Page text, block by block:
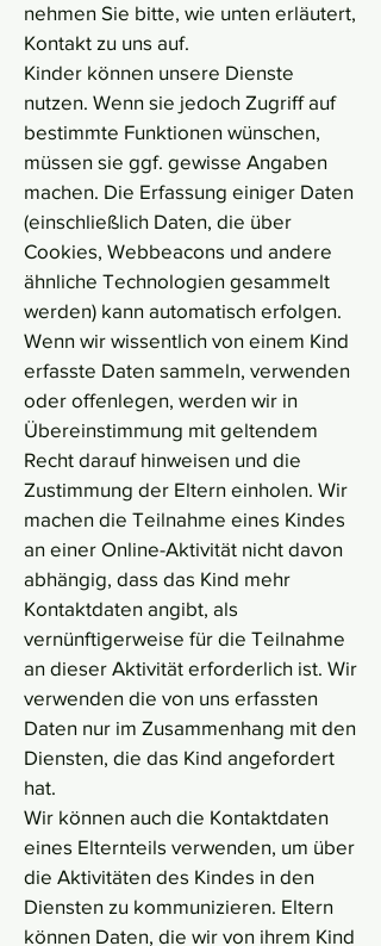
nehmen Sie bitte, wie unten erläutert,
Kontakt zu uns auf.
Kinder können unsere Dienste
nutzen. Wenn sie jedoch Zugriff auf
bestimmte Funktionen wünschen,
müssen sie ggf. gewisse Angaben
machen. Die Erfassung einiger Daten
(einschließlich Daten, die über
Cookies, Webbeacons und andere
ähnliche Technologien gesammelt
werden) kann automatisch erfolgen.
Wenn wir wissentlich von einem Kind
erfasste Daten sammeln, verwenden
oder offenlegen, werden wir in
Übereinstimmung mit geltendem
Recht darauf hinweisen und die
Zustimmung der Eltern einholen. Wir
machen die Teilnahme eines Kindes
an einer Online-Aktivität nicht davon
abhängig, dass das Kind mehr
Kontaktdaten angibt, als
vernünftigerweise für die Teilnahme
an dieser Aktivität erforderlich ist. Wir
verwenden die von uns erfassten
Daten nur im Zusammenhang mit den
Diensten, die das Kind angefordert
hat.
Wir können auch die Kontaktdaten
eines Elternteils verwenden, um über
die Aktivitäten des Kindes in den
Diensten zu kommunizieren. Eltern
können Daten, die wir von ihrem Kind